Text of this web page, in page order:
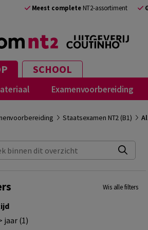
Meest completeNT2-assortiment
SCHOOL
Examenvoorbereiding
Staatsexamen NT2 (B1)
binnen dit overzicht
Wis alle filters
jaar (1)